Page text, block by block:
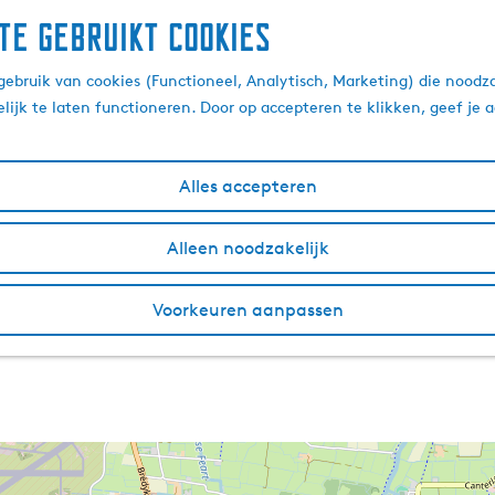
gebruikt cookies
van cookies (Functioneel, Analytisch, Marketing) die
te laten functioneren. Door op accepteren te klikken, geef je
Alles accepteren
Alleen noodzakelijk
Voorkeuren aanpassen